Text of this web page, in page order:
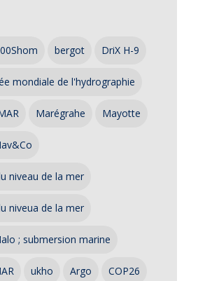
bergot DriX H-9
mondiale de l'hydrographie
Marégrahe Mayotte
niveau de la mer
niveua de la mer
; submersion marine
ukho Argo COP26